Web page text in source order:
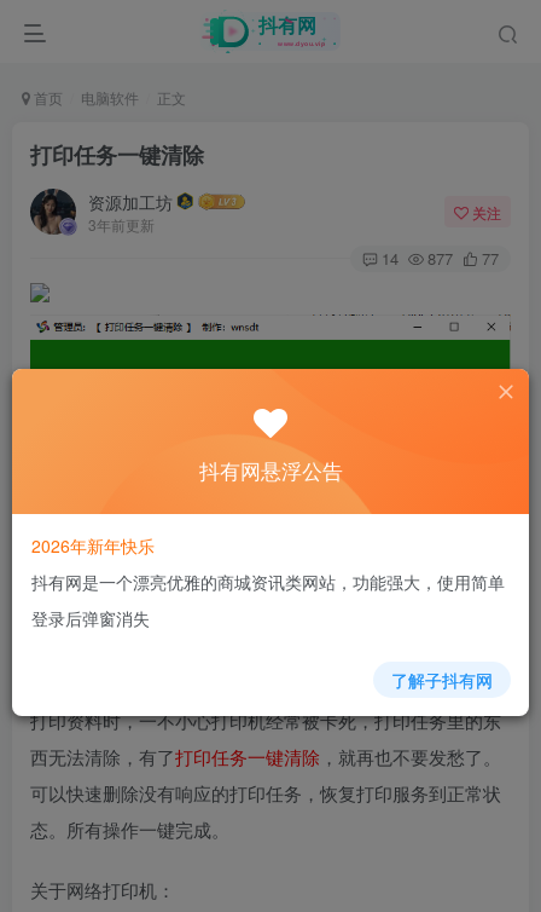
首页 电脑软件 正文
打印任务一键清除
资源加工坊
3年前更新
关注
14 877 77
打印资料时，一不小心打印机经常被卡死，打印任务里的东
西无法清除，有了打印任务一键清除 ，就再也不要发愁了。
可以快速删除没有响应的打印任务，恢复打印服务到正常状
态。所有操作一键完成。
关于网络打印机：
抖有网悬浮公告
2026年新年快乐
抖有网是一个漂亮优雅的商城资讯类网站，功能强大，使用简单
登录后弹窗消失
了解子抖有网